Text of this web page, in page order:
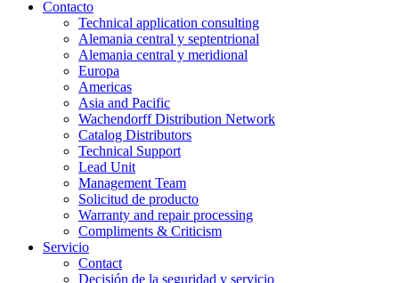
Contacto
Technical application consulting
Alemania central y septentrional
Alemania central y meridional
Europa
Americas
Asia and Pacific
Wachendorff Distribution Network
Catalog Distributors
Technical Support
Lead Unit
Management Team
Solicitud de producto
Warranty and repair processing
Compliments & Criticism
Servicio
Contact
Decisión de la seguridad y servicio